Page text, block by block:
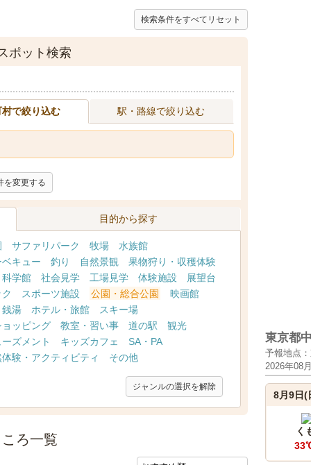
検索条件をすべてリセット
ポット検索
で絞り込む 駅・路線で絞り込む
を変更する
目的から探す
サファリパーク 牧場
水族館
キュー
釣り 自然景観
果物狩り・収穫体験
学館
社会見学 工場見学 体験施設
展望台
スポーツ施設 公園・総合公園
映画館
湯
ホテル・旅館
スキー場
ッピング
教室・習い事 道の駅
観光
ズメント
キッズカフェ
SA・PA
験・アクティビティ
その他
ジャンルの選択を解除
ろ一覧
東京都
予報地点
2026年08
8月9日(
く